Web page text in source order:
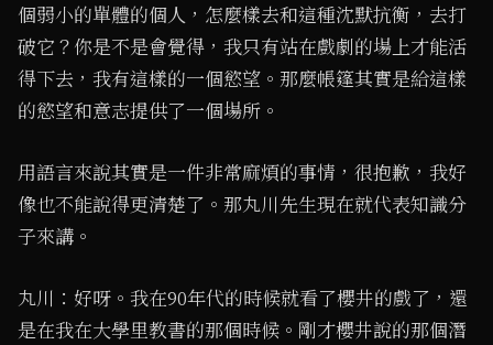
個弱小的單體的個人，怎麼樣去和這種沈默抗衡，去打
破它？你是不是會覺得，我只有站在戲劇的場上才能活
得下去，我有這樣的一個慾望。那麼帳篷其實是給這樣
的慾望和意志提供了一個場所。
用語言來說其實是一件非常麻煩的事情，很抱歉，我好
像也不能說得更清楚了。那丸川先生現在就代表知識分
子來講。
丸川：好呀。我在90年代的時候就看了櫻井的戲了，還
是在我在大學里教書的那個時候。剛才櫻井說的那個潛